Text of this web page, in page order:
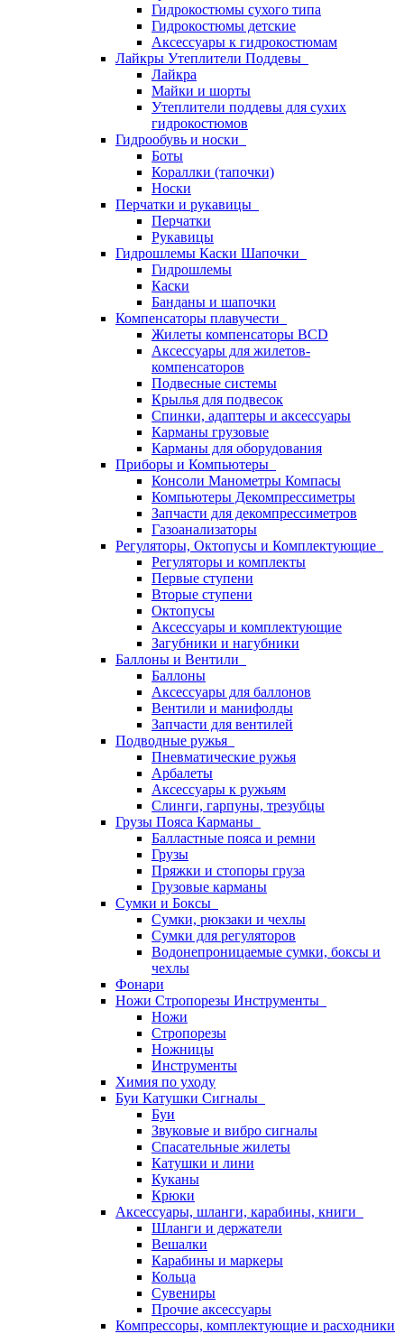
Гидрокостюмы сухого типа
Гидрокостюмы детские
Аксессуары к гидрокостюмам
Лайкры Утеплители Поддевы
Лайкра
Майки и шорты
Утеплители поддевы для сухих
гидрокостюмов
Гидрообувь и носки
Боты
Кораллки (тапочки)
Носки
Перчатки и рукавицы
Перчатки
Рукавицы
Гидрошлемы Каски Шапочки
Гидрошлемы
Каски
Банданы и шапочки
Компенсаторы плавучести
Жилеты компенсаторы BCD
Аксессуары для жилетов-
компенсаторов
Подвесные системы
Крылья для подвесок
Спинки, адаптеры и аксессуары
Карманы грузовые
Карманы для оборудования
Приборы и Компьютеры
Консоли Манометры Компасы
Компьютеры Декомпрессиметры
Запчасти для декомпрессиметров
Газоанализаторы
Регуляторы, Октопусы и Комплектующие
Регуляторы и комплекты
Первые ступени
Вторые ступени
Октопусы
Аксессуары и комплектующие
Загубники и нагубники
Баллоны и Вентили
Баллоны
Аксессуары для баллонов
Вентили и манифолды
Запчасти для вентилей
Подводные ружья
Пневматические ружья
Арбалеты
Аксессуары к ружьям
Слинги, гарпуны, трезубцы
Грузы Пояса Карманы
Балластные пояса и ремни
Грузы
Пряжки и стопоры груза
Грузовые карманы
Сумки и Боксы
Сумки, рюкзаки и чехлы
Сумки для регуляторов
Водонепроницаемые сумки, боксы и
чехлы
Фонари
Ножи Стропорезы Инструменты
Ножи
Стропорезы
Ножницы
Инструменты
Химия по уходу
Буи Катушки Сигналы
Буи
Звуковые и вибро сигналы
Спасательные жилеты
Катушки и лини
Куканы
Крюки
Аксессуары, шланги, карабины, книги
Шланги и держатели
Вешалки
Карабины и маркеры
Кольца
Сувениры
Прочие аксессуары
Компрессоры, комплектующие и расходники